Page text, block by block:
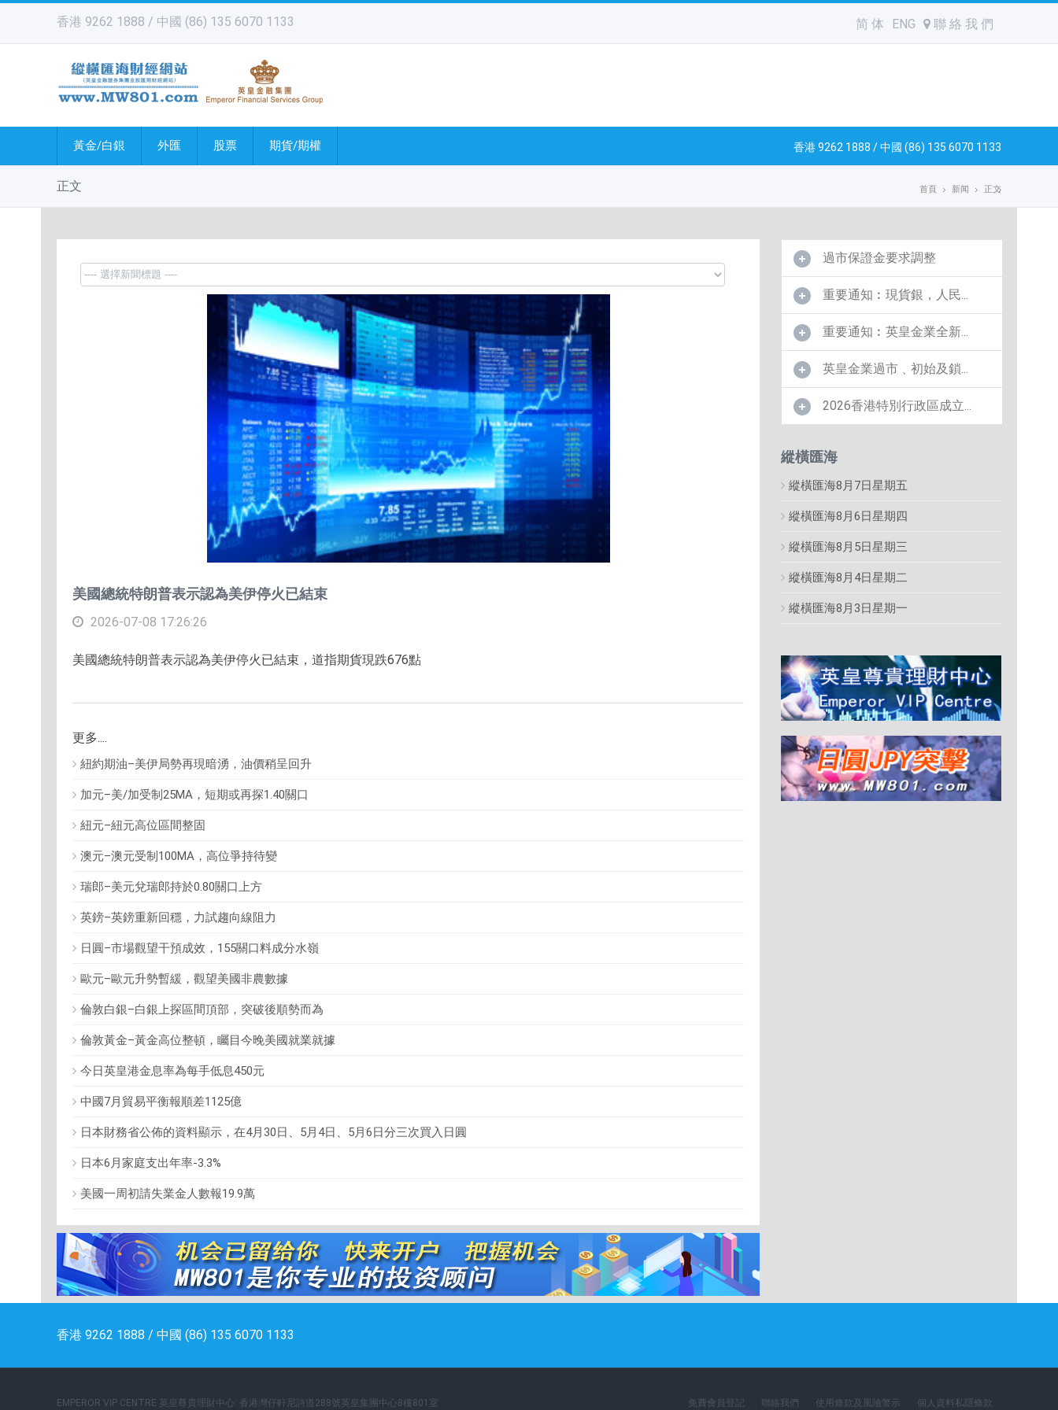
香港 9262 1888 / 中國 (86) 135 6070 1133 简 体 ENG 聯 絡 我 們
黃金/白銀 外匯 股票 期貨/期權 香港 9262 1888 / 中國 (86) 135 6070 1133
正文 首頁 新闻 正文
美國總統特朗普表示認為美伊停火已結束
2026-07-08 17:26:26
美國總統特朗普表示認為美伊停火已結束，道指期貨現跌676點
更多....
紐約期油–美伊局勢再現暗湧，油價稍呈回升
加元–美/加受制25MA，短期或再探1.40關口
紐元–紐元高位區間整固
澳元–澳元受制100MA，高位爭持待變
瑞郎–美元兌瑞郎持於0.80關口上方
英鎊–英鎊重新回穩，力試趨向線阻力
日圓–市場觀望干預成效，155關口料成分水嶺
歐元–歐元升勢暫緩，觀望美國非農數據
倫敦白銀–白銀上探區間頂部，突破後順勢而為
倫敦黃金–黃金高位整頓，矚目今晚美國就業就據
今日英皇港金息率為每手低息450元
中國7月貿易平衡報順差1125億
日本財務省公佈的資料顯示，在4月30日、5月4日、5月6日分三次買入日圓
日本6月家庭支出年率-3.3%
美國一周初請失業金人數報19.9萬
過市保證金要求調整
重要通知︰現貨銀，人民...
重要通知︰英皇金業全新...
英皇金業過市﹑初始及鎖...
2026香港特別行政區成立...
縱橫匯海
縱橫匯海8月7日星期五
縱橫匯海8月6日星期四
縱橫匯海8月5日星期三
縱橫匯海8月4日星期二
縱橫匯海8月3日星期一
香港 9262 1888 / 中國 (86) 135 6070 1133
EMPEROR VIP CENTRE 英皇尊貴理財中心: 香港灣仔軒尼詩道288號英皇集團中心8樓801室 免費會員登記 聯絡我們 使用條款及風險警示 個人資料私隱條款